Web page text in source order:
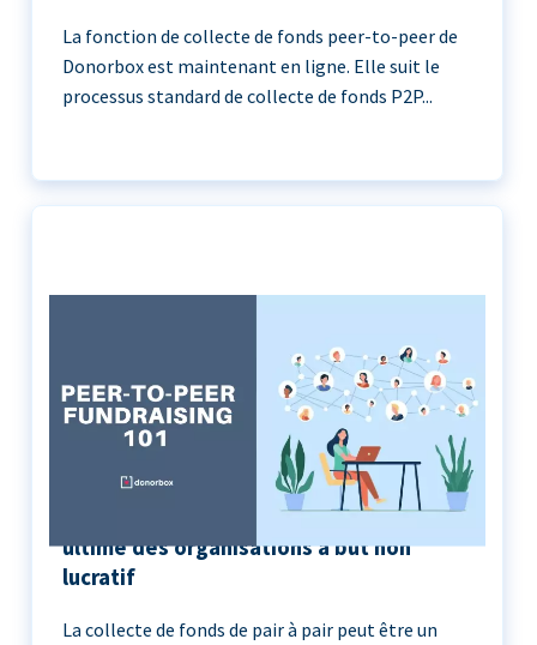
La fonction de collecte de fonds peer-to-peer de
Donorbox est maintenant en ligne. Elle suit le
processus standard de collecte de fonds P2P...
Peer-to-Peer Fundraising 101 | Le guide
ultime des organisations à but non
lucratif
La collecte de fonds de pair à pair peut être un